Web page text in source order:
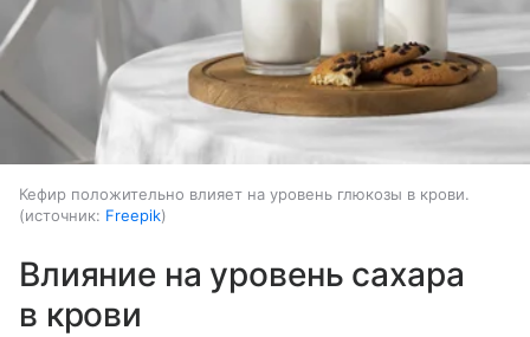
Кефир положительно влияет на уровень глюкозы в крови.
источник: Freepik
Влияние на уровень сахара
в крови